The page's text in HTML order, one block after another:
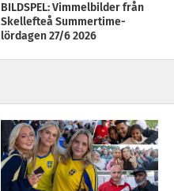
BILDSPEL: Vimmelbilder från
Skellefteå Summertime-
lördagen 27/6 2026